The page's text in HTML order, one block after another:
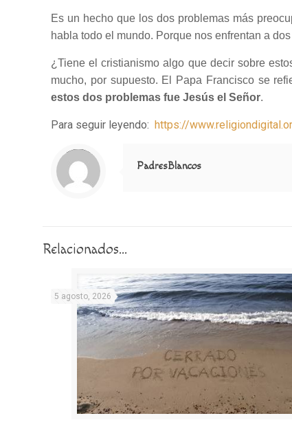
Es un hecho que los dos problemas más
habla todo el mundo. Porque nos enfrentan a
¿Tiene el cristianismo algo que decir sobre
mucho, por supuesto. El Papa Francisco se
estos dos problemas fue Jesús el Señor.
Para seguir leyendo:https://
Notice
: Trying to access array offset on value of type null in
/home/misioner/public_html/padresblancos/themes/betheme/includes/content-single.php
on line
286
PadresBlancos
Relacionados...
5 agosto, 2026